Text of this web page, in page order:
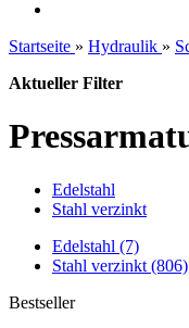
Startseite » Hydraulik »
Aktueller Filter
Edelstahl
Stahl verzinkt
Edelstahl (7)
Stahl verzinkt (806)
Bestseller